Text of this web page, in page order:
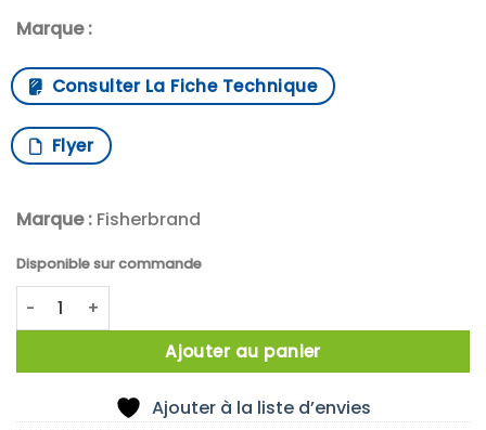
Marque :
Consulter La Fiche Technique
Flyer
Marque : Fisherbrand
Disponible sur commande
quantité de HYGROMETER WITH AN ISO 17025 A2LA
Ajouter au panier
Ajouter à la liste d’envies